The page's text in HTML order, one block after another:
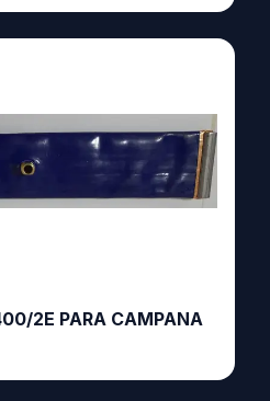
2E PARA CAMPANA